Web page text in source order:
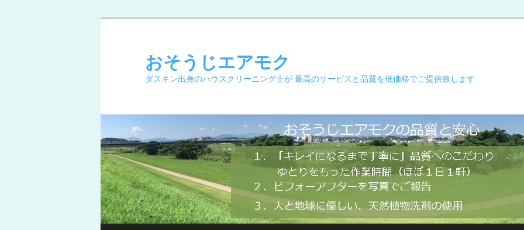
おそうじエアモク
ダスキン出身のハウスクリーニング士が 最高のサービスと品質を低価格でご提供致します